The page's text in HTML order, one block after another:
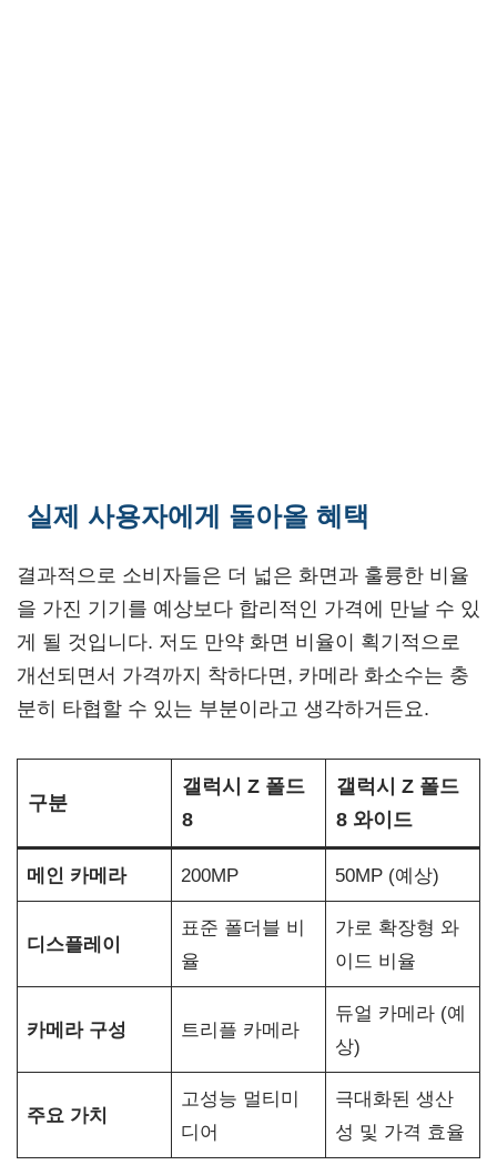
실제 사용자에게 돌아올 혜택
결과적으로 소비자들은 더 넓은 화면과 훌륭한 비율
을 가진 기기를 예상보다 합리적인 가격에 만날 수 있
게 될 것입니다. 저도 만약 화면 비율이 획기적으로
개선되면서 가격까지 착하다면, 카메라 화소수는 충
분히 타협할 수 있는 부분이라고 생각하거든요.
구분
갤럭시 Z 폴드
8
갤럭시 Z 폴드
8 와이드
메인 카메라 200MP 50MP (예상)
디스플레이
표준 폴더블 비
율
가로 확장형 와
이드 비율
카메라 구성 트리플 카메라
듀얼 카메라 (예
상)
주요 가치
고성능 멀티미
디어
극대화된 생산
성 및 가격 효율